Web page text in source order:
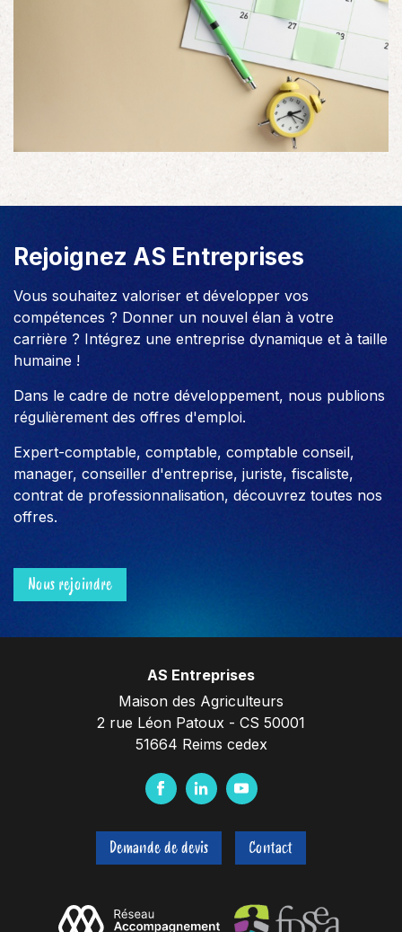
Rejoignez AS Entreprises
Vous souhaitez valoriser et développer vos
compétences ? Donner un nouvel élan à votre
carrière ? Intégrez une entreprise dynamique et à taille
humaine !
Dans le cadre de notre développement, nous publions
régulièrement des offres d'emploi.
Expert-comptable, comptable, comptable conseil,
manager, conseiller d'entreprise, juriste, fiscaliste,
contrat de professionnalisation, découvrez toutes nos
offres.
Nous rejoindre
AS Entreprises
Maison des Agriculteurs
2 rue Léon Patoux - CS 50001
51664 Reims cedex
F
c
e
o
L
n
k
I
Y
u
t
b
e
Demande de devis Contact